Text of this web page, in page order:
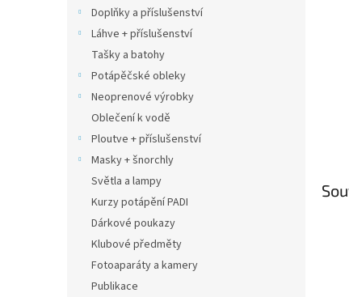
Doplňky a příslušenství
Láhve + příslušenství
Tašky a batohy
Potápěčské obleky
Neoprenové výrobky
Oblečení k vodě
Ploutve + příslušenství
Masky + šnorchly
Světla a lampy
Kurzy potápění PADI
Dárkové poukazy
Klubové předměty
Fotoaparáty a kamery
Publikace